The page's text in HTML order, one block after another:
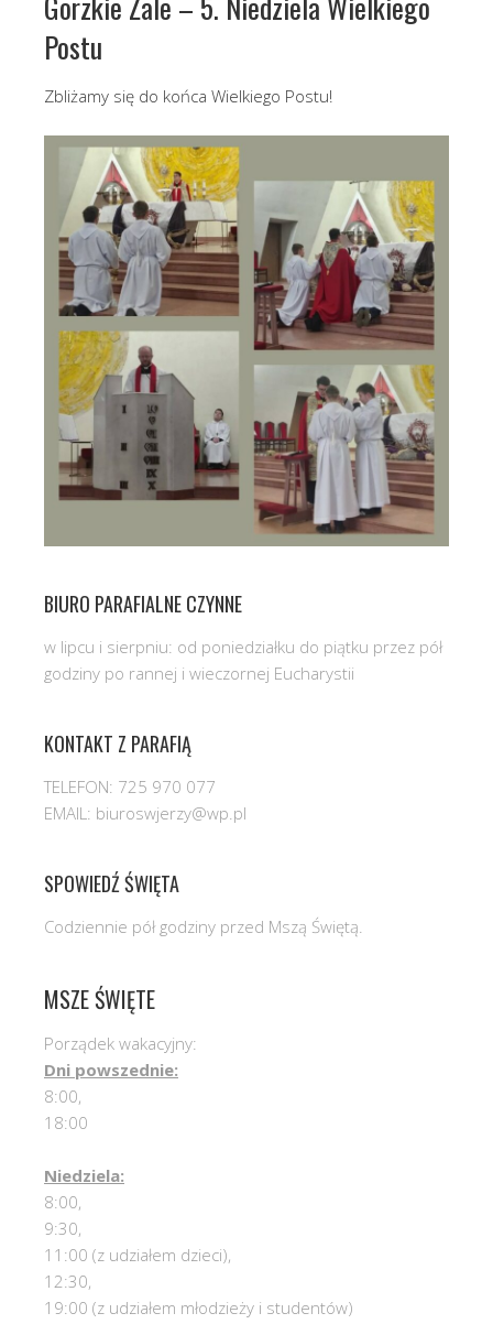
Postu
Zbliżamy się do końca Wielkiego Postu!
BIURO PARAFIALNE CZYNNE
w lipcu i sierpniu: od poniedziałku do piątku przez pół
godziny po rannej i wieczornej Eucharystii
KONTAKT Z PARAFIĄ
TELEFON: 725 970 077
EMAIL: biuroswjerzy@wp.pl
SPOWIEDŹ ŚWIĘTA
Codziennie pół godziny przed Mszą Świętą.
MSZE ŚWIĘTE
Porządek wakacyjny:
Dni powszednie:
8:00,
18:00
Niedziela:
8:00,
9:30,
11:00 (z udziałem dzieci),
12:30,
19:00 (z udziałem młodzieży i studentów)